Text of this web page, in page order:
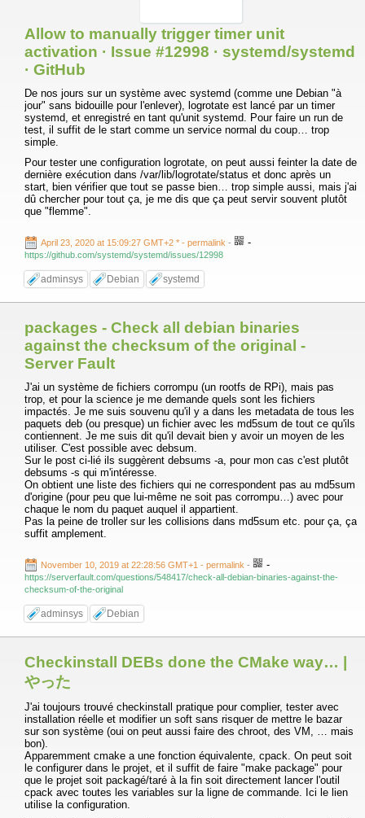
Allow to manually trigger timer unit
activation · Issue #12998 · systemd/systemd
· GitHub
De nos jours sur un système avec systemd (comme une Debian "à
jour" sans bidouille pour l'enlever), logrotate est lancé par un timer
systemd, et enregistré en tant qu'unit systemd. Pour faire un run de
test, il suffit de le start comme un service normal du coup… trop
simple.
Pour tester une configuration logrotate, on peut aussi feinter la date de
dernière exécution dans /var/lib/logrotate/status et donc après un
start, bien vérifier que tout se passe bien… trop simple aussi, mais j'ai
dû chercher pour tout ça, je me dis que ça peut servir souvent plutôt
que "flemme".
April 23, 2020 at 15:09:27 GMT+2 * - permalink - -
https://github.com/systemd/systemd/issues/12998
adminsys Debian systemd
packages - Check all debian binaries
against the checksum of the original -
Server Fault
J'ai un système de fichiers corrompu (un rootfs de RPi), mais pas
trop, et pour la science je me demande quels sont les fichiers
impactés. Je me suis souvenu qu'il y a dans les metadata de tous les
paquets deb (ou presque) un fichier avec les md5sum de tout ce qu'ils
contiennent. Je me suis dit qu'il devait bien y avoir un moyen de les
utiliser. C'est possible avec debsum.
Sur le post ci-lié ils suggèrent debsums -a, pour mon cas c'est plutôt
debsums -s qui m'intéresse.
On obtient une liste des fichiers qui ne correspondent pas au md5sum
d'origine (pour peu que lui-même ne soit pas corrompu…) avec pour
chaque le nom du paquet auquel il appartient.
Pas la peine de troller sur les collisions dans md5sum etc. pour ça, ça
suffit amplement.
November 10, 2019 at 22:28:56 GMT+1 - permalink - -
https://serverfault.com/questions/548417/check-all-debian-binaries-against-the-
checksum-of-the-original
adminsys Debian
Checkinstall DEBs done the CMake way… |
やった
J'ai toujours trouvé checkinstall pratique pour complier, tester avec
installation réelle et modifier un soft sans risquer de mettre le bazar
sur son système (oui on peut aussi faire des chroot, des VM, … mais
bon).
Apparemment cmake a une fonction équivalente, cpack. On peut soit
le configurer dans le projet, et il suffit de faire "make package" pour
que le projet soit packagé/taré à la fin soit directement lancer l'outil
cpack avec toutes les variables sur la ligne de commande. Ici le lien
utilise la configuration.